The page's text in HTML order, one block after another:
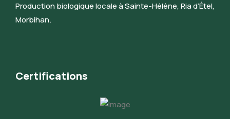
Production biologique locale à Sainte-Hélène, Ria d’Étel,
Morbihan.
Certifications